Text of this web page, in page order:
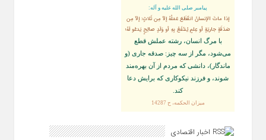
پيامبر صلى‏ الله‏ عليه ‏و‏ آله:
إذا ماتَ الإنسانُ انقَطَعَ عَمَلُهُ إلاّ مِن ثَلاثٍ: إلاّ مِن
صَدَقَةٍ جاريَةٍ أو عِلمٍ يُنتَفَعُ بِهِ أو وَلَدٍ صالِحٍ يَدعُو لَهُ؛
با مرگ انسان، رشته عملش قطع
مى‌شود، مگر از سه چيز: صدقه جارى (و
ماندگار)، دانشى كه مردم از آن بهره‏‌مند
شوند، و فرزند نيكوكارى كه برايش دعا
كند.
ميزان الحكمه، ح 14287
اخبار اقتصادی